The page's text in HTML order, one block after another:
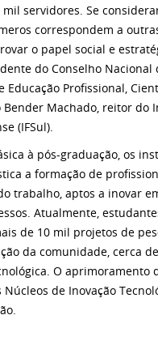
servidores. Se
correspondem a
o papel social e
do Conselho Nacional
Educação Profissional,
Bender Machado, reitor do
(IFSul).
à pós-graduação, os
a formação de
trabalho, aptos a inovar
Atualmente,
de 10 mil projetos de
da comunidade, cerca
O aprimoramento
de Inovação